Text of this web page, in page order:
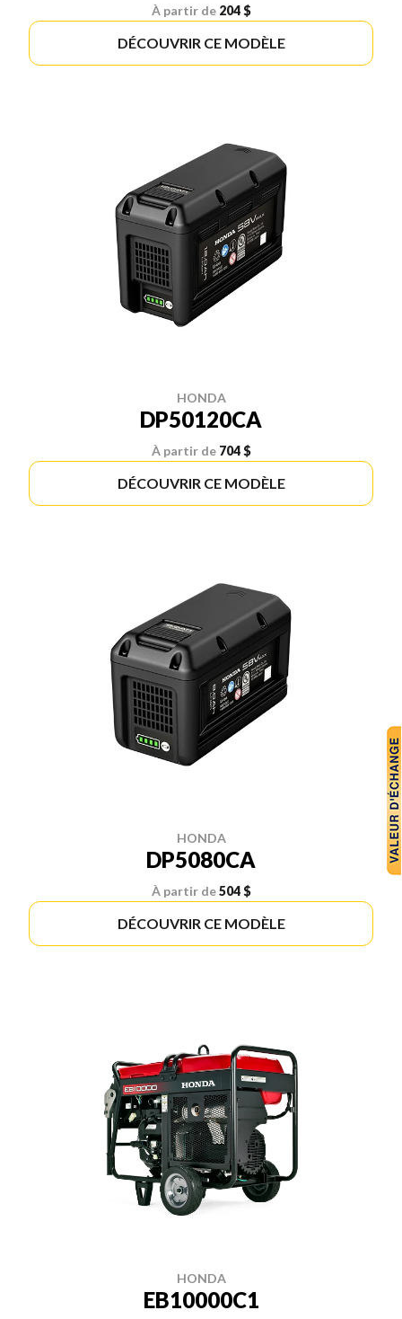
À partir de 204 $
DÉCOUVRIR CE MODÈLE
HONDA
DP50120CA
À partir de 704 $
DÉCOUVRIR CE MODÈLE
HONDA
DP5080CA
À partir de 504 $
DÉCOUVRIR CE MODÈLE
HONDA
EB10000C1